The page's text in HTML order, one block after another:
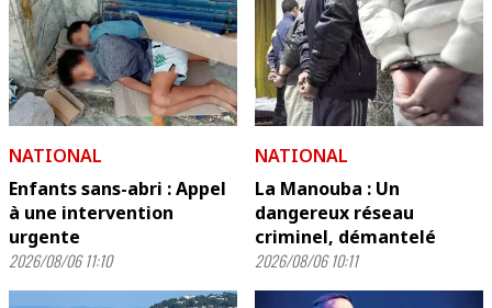
NATIONAL
Enfants sans-abri : Appel
à une intervention
urgente
2026/08/06 11:10
NATIONAL
La Manouba : Un
dangereux réseau
criminel, démantelé
2026/08/06 10:11